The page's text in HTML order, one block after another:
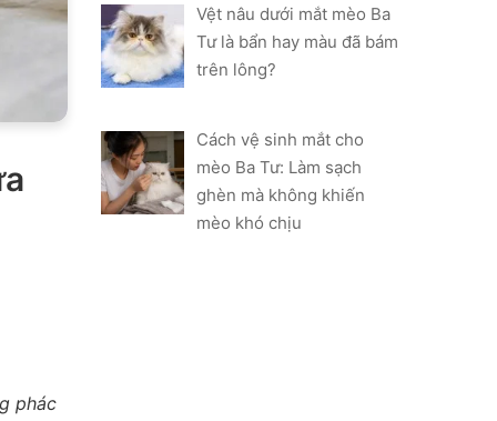
phác
Vệt nâu dưới mắt mèo Ba
Tư là bẩn hay màu đã bám
trên lông?
Cách vệ sinh mắt cho
mèo Ba Tư: Làm sạch
ghèn mà không khiến
mèo khó chịu